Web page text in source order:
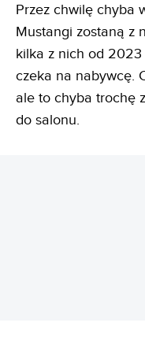
Przez chwilę chyba
Mustangi zostaną z
kilka z nich od
czeka na nabywcę.
ale to chyba trochę
do salonu.